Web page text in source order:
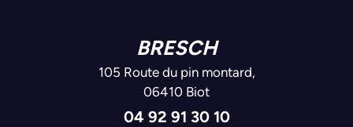
BRESCH
105 Route du pin montard,
06410 Biot
04 92 91 30 10